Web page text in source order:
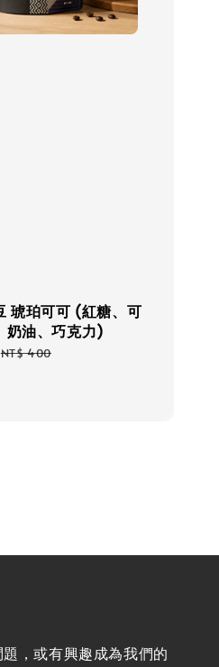
琥珀可可 (紅糖、可
奶油、巧克力)
Regular
NT$ 400
，或有興趣成為我們的